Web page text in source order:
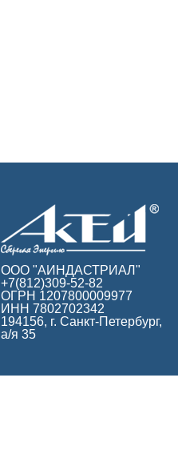
ООО "АИНДАСТРИАЛ"
+7(812)309-52-82
ОГРН 1207800009977
ИНН 7802702342
194156, г. Санкт-Петербург,
а/я 35